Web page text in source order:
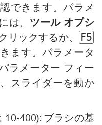
できます。パラメ
は、 ツール オプシ
リックするか、 F5
ます。パラメータ
ラメーター フィー
スライダーを動か
400): ブラシの基